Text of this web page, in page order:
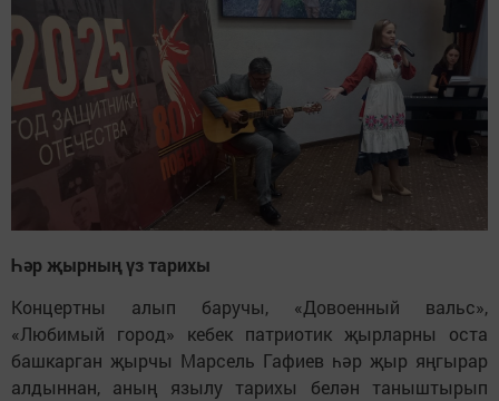
Һәр җырның үз тарихы
Концертны алып баручы, «Довоенный вальс»,
«Любимый город» кебек патриотик җырларны оста
башкарган җырчы Марсель Гафиев һәр җыр яңгырар
алдыннан, аның язылу тарихы белән таныштырып